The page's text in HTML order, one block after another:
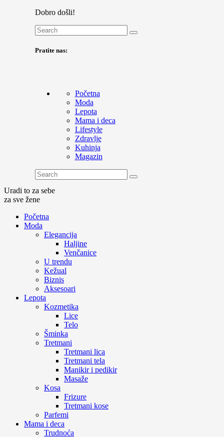
Dobro došli!
Pratite nas:
Početna
Moda
Lepota
Mama i deca
Lifestyle
Zdravlje
Kuhinja
Magazin
Uradi to za sebe
za sve žene
Početna
Moda
Elegancija
Haljine
Venčanice
U trendu
Kežual
Biznis
Aksesoari
Lepota
Kozmetika
Lice
Telo
Šminka
Tretmani
Tretmani lica
Tretmani tela
Manikir i pedikir
Masaže
Kosa
Frizure
Tretmani kose
Parfemi
Mama i deca
Trudnoća